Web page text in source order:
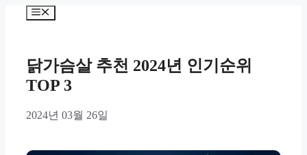
Menu
닭가슴살 추천 2024년 인기순위
TOP 3
2024년 03월 26일